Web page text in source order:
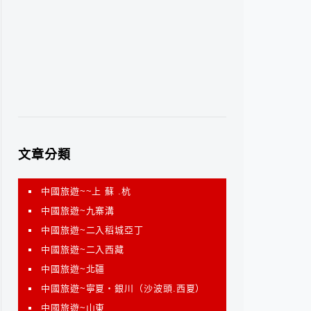
文章分類
中國旅遊~~上 蘇 .杭
中國旅遊~九寨溝
中國旅遊~二入稻城亞丁
中國旅遊~二入西藏
中國旅遊~北疆
中國旅遊~寧夏‧銀川（沙波頭.西夏）
中國旅遊~山東